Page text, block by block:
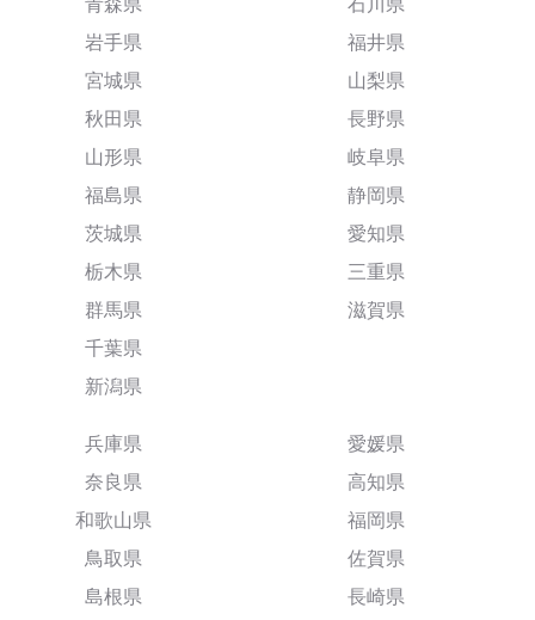
岩手県
宮城県
秋田県
山形県
福島県
茨城県
栃木県
群馬県
千葉県
新潟県
福井県
山梨県
長野県
岐阜県
静岡県
愛知県
三重県
滋賀県
兵庫県
奈良県
和歌山県
鳥取県
島根県
愛媛県
高知県
福岡県
佐賀県
長崎県